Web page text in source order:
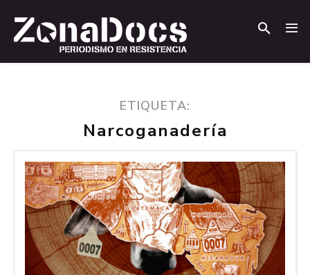
ETIQUETA:
Narcoganadería